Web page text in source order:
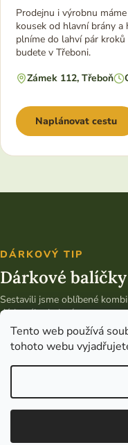
Tento web používá
tohoto webu
Prodejnu i výrobnu
kousek od hlavní brány a
plníme do lahví pár
budete v Třeboni.
Zámek 112, Třeboň
Naplánovat cestu
DÁRKOVÝ TIP
Dárkové
Sestavili jsme oblíbené
dárkového balení.
Vybrat dárkový
a